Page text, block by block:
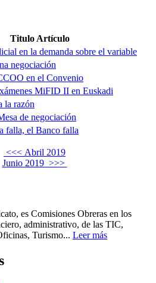
Titulo Artículo
en la demanda sobre el variable
negociación
en el Convenio
MiFID II en Euskadi
la razón
de negociación
falla, el Banco falla
<<< Abril 2019
Junio 2019 >>>
es Comisiones Obreras en los
administrativo, de las TIC,
Turismo... Leer más